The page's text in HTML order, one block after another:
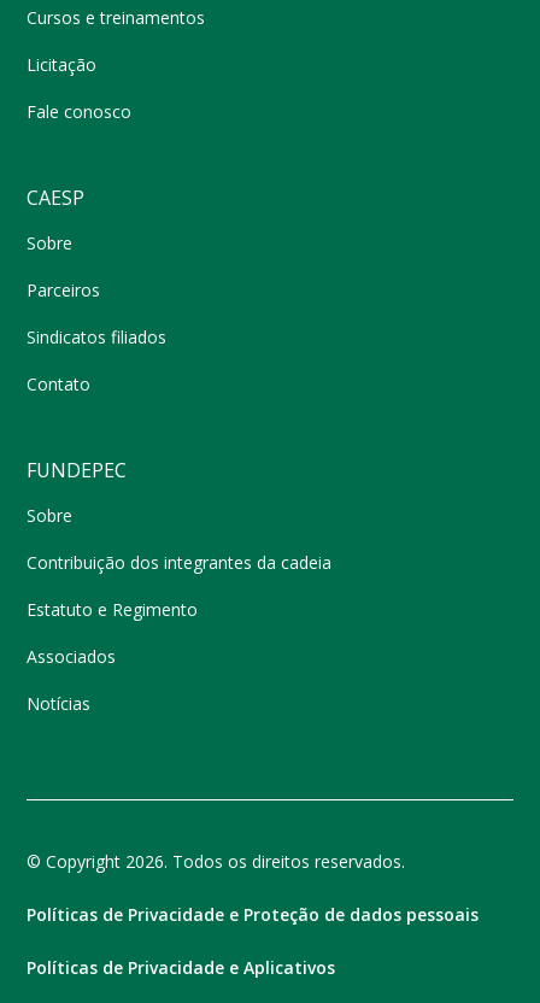
Cursos e treinamentos
Licitação
Fale conosco
CAESP
Sobre
Parceiros
Sindicatos filiados
Contato
FUNDEPEC
Sobre
Contribuição dos integrantes da cadeia
Estatuto e Regimento
Associados
Notícias
© Copyright 2026. Todos os direitos reservados.
Políticas de Privacidade e Proteção de dados pessoais
Políticas de Privacidade e Aplicativos